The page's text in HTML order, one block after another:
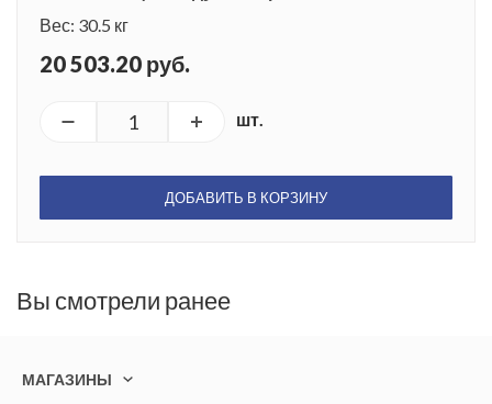
Вес: 30.5 кг
20 503.20 руб.
шт.
ДОБАВИТЬ В КОРЗИНУ
Вы смотрели ранее
МАГАЗИНЫ